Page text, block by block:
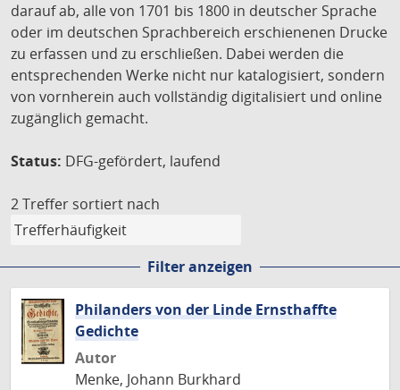
darauf ab, alle von 1701 bis 1800 in deutscher Sprache
oder im deutschen Sprachbereich erschienenen Drucke
zu erfassen und zu erschließen. Dabei werden die
entsprechenden Werke nicht nur katalogisiert, sondern
von vornherein auch vollständig digitalisiert und online
zugänglich gemacht.
Status: DFG-gefördert, laufend
2 Treffer sortiert nach
Filter anzeigen
Philanders von der Linde Ernsthaffte
Gedichte
Autor
Menke, Johann Burkhard